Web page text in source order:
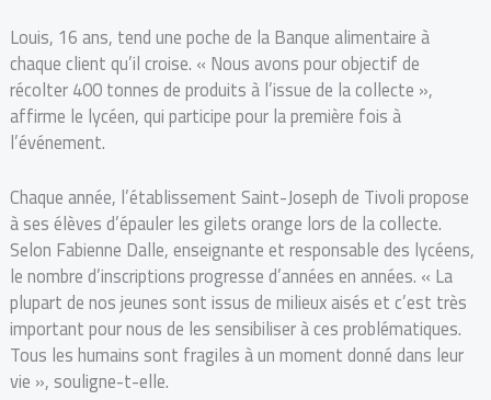
Louis, 16 ans, tend une poche de la Banque alimentaire à
chaque client qu’il croise. « Nous avons pour objectif de
récolter 400 tonnes de produits à l’issue de la collecte »,
affirme le lycéen, qui participe pour la première fois à
l’événement.
Chaque année, l’établissement Saint-Joseph de Tivoli propose
à ses élèves d’épauler les gilets orange lors de la collecte.
Selon Fabienne Dalle, enseignante et responsable des lycéens,
le nombre d’inscriptions progresse d’années en années. « La
plupart de nos jeunes sont issus de milieux aisés et c’est très
important pour nous de les sensibiliser à ces problématiques.
Tous les humains sont fragiles à un moment donné dans leur
vie », souligne-t-elle.